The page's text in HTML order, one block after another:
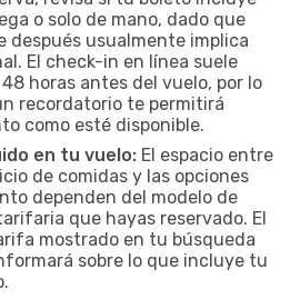
o solo de mano, dado que
después usualmente implica
El check-in en línea suele
horas antes del vuelo, por lo
recordatorio te permitirá
como esté disponible.
en tu vuelo: El espacio entre
de comidas y las opciones
dependen del modelo de
que hayas reservado. El
mostrado en tu búsqueda
sobre lo que incluye tu